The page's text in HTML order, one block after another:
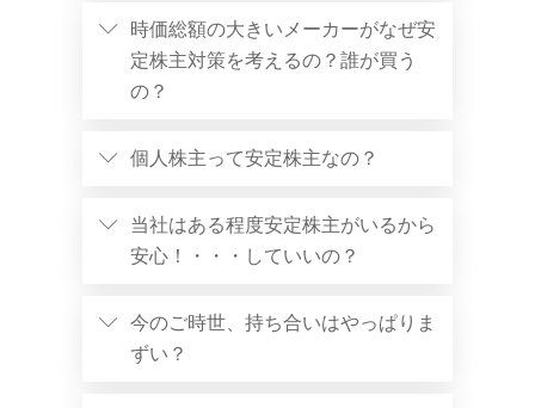
時価総額の大きいメーカーがなぜ安
定株主対策を考えるの？誰が買う
の？
個人株主って安定株主なの？
当社はある程度安定株主がいるから
安心！・・・していいの？
今のご時世、持ち合いはやっぱりま
ずい？